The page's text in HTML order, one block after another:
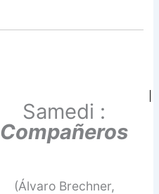
Samedi :
Compañeros
(Álvaro Brechner,